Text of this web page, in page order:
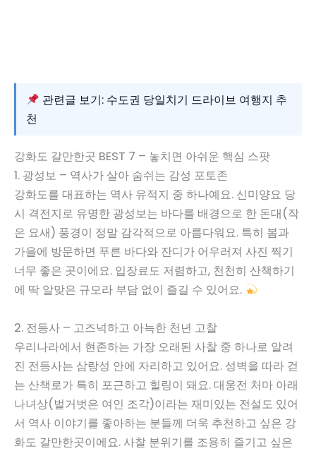
관련글 보기: 수도권 당일치기 드라이브 여행지 추
천
강화도 갈만한곳 BEST 7 – 놓치면 아쉬운 핵심 스팟
1. 광성보 – 역사가 살아 숨쉬는 감성 포토존
강화도를 대표하는 역사 유적지 중 하나예요. 신미양요 당
시 격전지로 유명한 광성보는 바다를 배경으로 한 돈대(작
은 요새) 풍경이 정말 감각적으로 아름다워요. 특히 봄과
가을에 방문하면 푸른 바다와 잔디가 어우러져 사진 찍기
너무 좋은 곳이에요. 입장료도 저렴하고, 천천히 산책하기
에 딱 알맞은 규모라 부담 없이 즐길 수 있어요.
2. 전등사 – 고즈넉하고 아늑한 천년 고찰
우리나라에서 현존하는 가장 오래된 사찰 중 하나로 알려
진 전등사는 삼랑성 안에 자리하고 있어요. 성벽을 따라 걷
는 산책로가 특히 포근하고 힐링이 돼요. 대웅전 처마 아래
나녀상(벌거벗은 여인 조각)이라는 재미있는 전설도 있어
서 역사 이야기를 좋아하는 분들께 더욱 추천하고 싶은 강
화도 갈만한곳이에요. 사찰 분위기를 조용히 즐기고 싶은